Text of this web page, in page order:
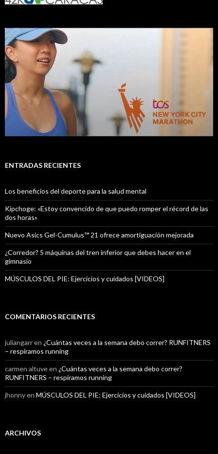
ENTRADAS RECIENTES
Los beneficios del deporte para la salud mental
Kipchoge: «Estoy convencido de que puedo romper el récord de las
dos horas»
Nuevo Asics Gel-Cumulus™ 21 ofrece amortiguación mejorada
¿Corredor? 5 máquinas del tren inferior que debes hacer en el
gimnasio
MÚSCULOS DEL PIE: Ejercicios y cuidados [VIDEOS]
COMENTARIOS RECIENTES
juliangarren ¿Cuántas veces a la semana debo correr? RUNFITNERS
– respiramos running
carmen altuveen ¿Cuántas veces a la semana debo correr?
RUNFITNERS – respiramos running
jhonnyen MÚSCULOS DEL PIE: Ejercicios y cuidados [VIDEOS]
ARCHIVOS